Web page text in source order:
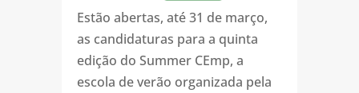
Estão abertas, até 31 de março,
as candidaturas para a quinta
edição do Summer CEmp, a
escola de verão organizada pela